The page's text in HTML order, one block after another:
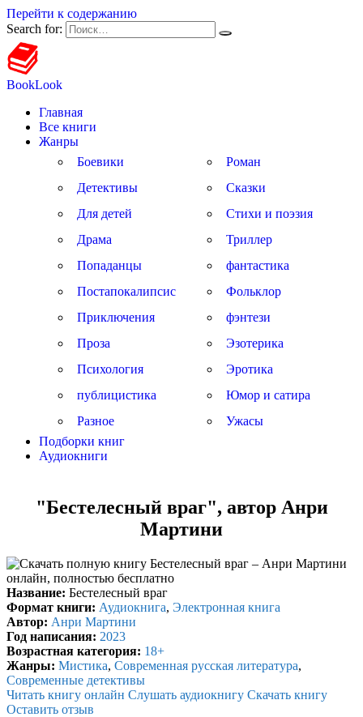
Перейти к содержанию
Search for:
BookLook
Главная
Все книги
Жанры
Боевики
Детективы
Для детей
Драма
Попаданцы
Постапокалипсис
Приключения
Проза
Психология
публицистика
Разное
Роман
Сказки
Стихи и поэзия
Триллер
фантастика
Фольклор
фэнтези
Эзотерика
Эротика
Юмор и сатира
Ужасы
Подборки книг
Аудиокниги
"Бестелесный враг", автор Анри
Мартини
Название: Бестелесный враг
Формат книги: Аудиокнига, Электронная книга
Автор: Анри Мартини
Год написания: 2023
Возрастная категория: 18+
Жанры: Мистика, Современная русская литература,
Современные детективы
Читать книгу онлайн Слушать аудиокнигу Скачать книгу
Оставить отзыв